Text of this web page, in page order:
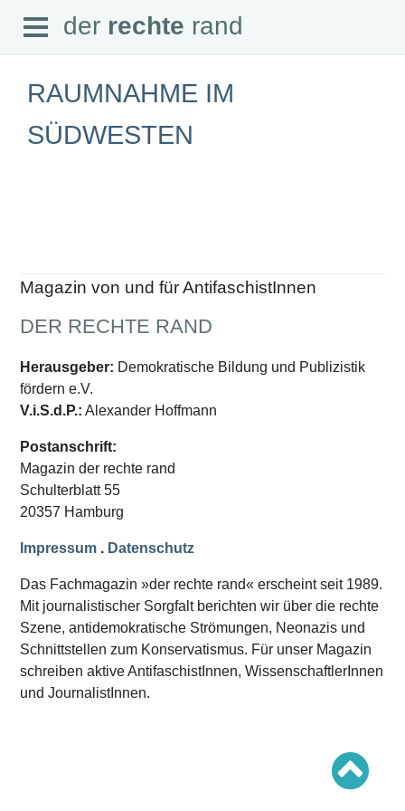
der rechte rand
Abonnement
Downloads
Datenschutz
SCHWERPUNKTE
Schwerpunkte Übersicht
Schwerpunkt AFD-Verbot
Schwerpunkt »Identitäre Bewegung«
Schwerpunkt »Reichsbürger«
Schwerpunkt NPD
Ausgaben Übersicht
Ausgabe 220
Ausgabe 219
Ausgabe 217
Ausgabe 216
Open
Menu
der rechte rand
RAUMNAHME IM
SÜDWESTEN
Magazin von und für AntifaschistInnen
DER RECHTE RAND
Herausgeber: Demokratische Bildung und Publizistik
fördern e.V.
V.i.S.d.P.: Alexander Hoffmann
Postanschrift:
Magazin der rechte rand
Schulterblatt 55
20357 Hamburg
Impressum . Datenschutz
Das Fachmagazin »der rechte rand« erscheint seit 1989.
Mit journalistischer Sorgfalt berichten wir über die rechte
Szene, antidemokratische Strömungen, Neonazis und
Schnittstellen zum Konservatismus. Für unser Magazin
schreiben aktive AntifaschistInnen, WissenschaftlerInnen
und JournalistInnen.